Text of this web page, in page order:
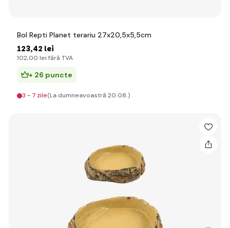
Bol Repti Planet terariu 27x20,5x5,5cm
123,42 lei
102,00 lei fără TVA
+ 26 puncte
3 - 7 zile(La dumneavoastră 20.08.)